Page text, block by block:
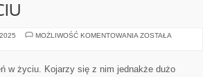
MOŻLIWOŚĆ KOMENTOWANIA DLA
TO
NAJWAŻNIEJSZY
ZOSTAŁA
w życiu. Kojarzy się z nim jednakże dużo